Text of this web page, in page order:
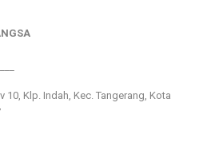
10, Klp. Indah, Kec. Tangerang, Kota